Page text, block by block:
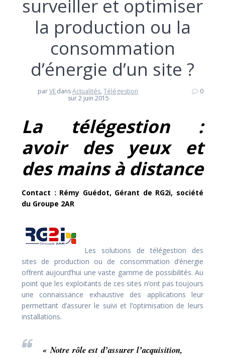
surveiller et optimiser
la production ou la
consommation
d’énergie d’un site ?
parVEdansActualités,Télégestion
sur 2 juin 2015
0
La télégestion :
avoir des yeux et
des mains à distance
Contact : Rémy Guédot, Gérant de RG2i, société
du Groupe 2AR
Les solutions de télégestion des
sites de production ou de consommation d’énergie
offrent aujourd’hui une vaste gamme de possibilités. Au
point que les exploitants de ces sites n’ont pas toujours
une connaissance exhaustive des applications leur
permettant d’assurer le suivi et l’optimisation de leurs
installations.
« Notre rôle est d’assurer l’acquisition,